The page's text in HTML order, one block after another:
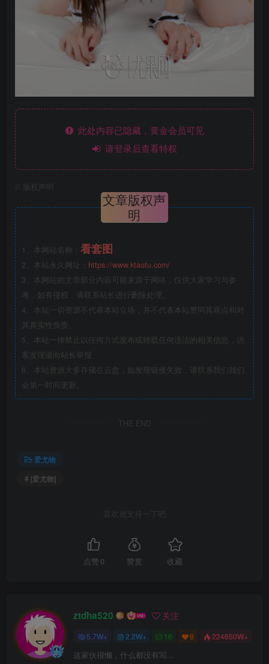
此处内容已隐藏，黄金会员可见
请登录后查看特权
版权声明
文章版权声
明
1、本网站名称： 看套图
2、本站永久网址： https://www.ktaotu.com/
3、本网站的文章部分内容可能来源于网络，仅供大家学习与参
考，如有侵权，请联系站长进行删除处理。
4、本站一切资源不代表本站立场，并不代表本站赞同其观点和对
其真实性负责。
5、本站一律禁止以任何方式发布或转载任何违法的相关信息，访
客发现请向站长举报
6、本站资源大多存储在云盘，如发现链接失效，请联系我们我们
会第一时间更新。
THE END
爱尤物
# [爱尤物]
喜欢就支持一下吧
点赞 0 赞赏 收藏
ztdha520 关注
5.7W+ 2.2W+ 16 9 224650W+
这家伙很懒，什么都没有写...